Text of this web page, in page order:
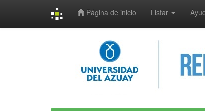
Página de inicio Listar